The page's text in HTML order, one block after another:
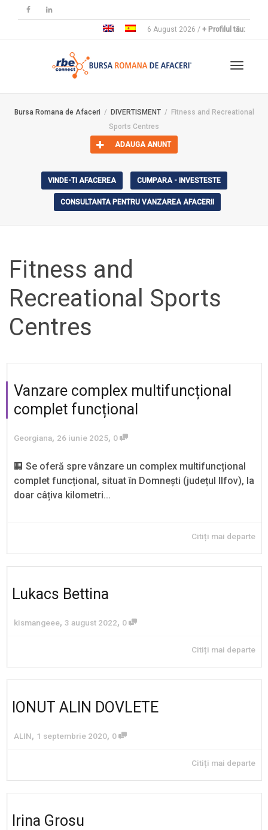
6 August 2026 / + Profilul tău:
Bursa Romana de Afaceri DIVERTISMENT
Fitness and Recreational
Sports Centres
ADAUGA ANUNT
VINDE-TI AFACEREA CUMPARA - INVESTESTE
CONSULTANTA PENTRU VANZAREA AFACERII
Fitness and
Recreational Sports
Centres
Vanzare complex multifuncțional
complet funcțional
Georgiana, 26 iunie 2025, 0
🏢 Se oferă spre vânzare un complex multifuncțional
complet funcțional, situat în Domnești (județul Ilfov), la
doar câțiva kilometri...
Citiți mai departe
Lukacs Bettina
kismangeee, 3 august 2022, 0
Citiți mai departe
IONUT ALIN DOVLETE
ALIN, 1 septembrie 2020, 0
Citiți mai departe
Irina Grosu